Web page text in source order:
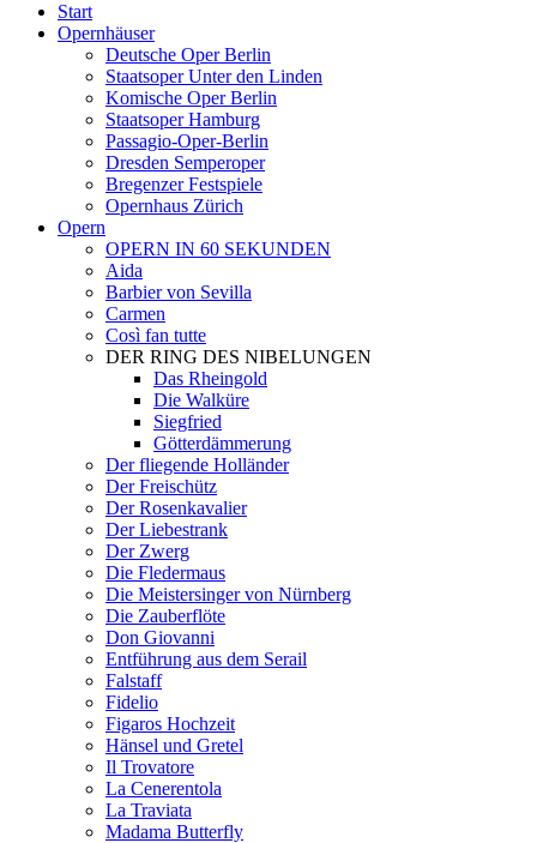
Start
Opernhäuser
Deutsche Oper Berlin
Staatsoper Unter den Linden
Komische Oper Berlin
Staatsoper Hamburg
Passagio-Oper-Berlin
Dresden Semperoper
Bregenzer Festspiele
Opernhaus Zürich
Opern
OPERN IN 60 SEKUNDEN
Aida
Barbier von Sevilla
Carmen
Così fan tutte
DER RING DES NIBELUNGEN
Das Rheingold
Die Walküre
Siegfried
Götterdämmerung
Der fliegende Holländer
Der Freischütz
Der Rosenkavalier
Der Liebestrank
Der Zwerg
Die Fledermaus
Die Meistersinger von Nürnberg
Die Zauberflöte
Don Giovanni
Entführung aus dem Serail
Falstaff
Fidelio
Figaros Hochzeit
Hänsel und Gretel
Il Trovatore
La Cenerentola
La Traviata
Madama Butterfly